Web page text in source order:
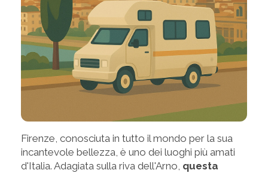
Firenze, conosciuta in tutto il mondo per la sua
incantevole bellezza, è uno dei luoghi più amati
d'Italia. Adagiata sulla riva dell'Arno, questa